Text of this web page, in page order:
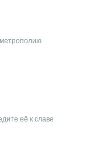
её к славе